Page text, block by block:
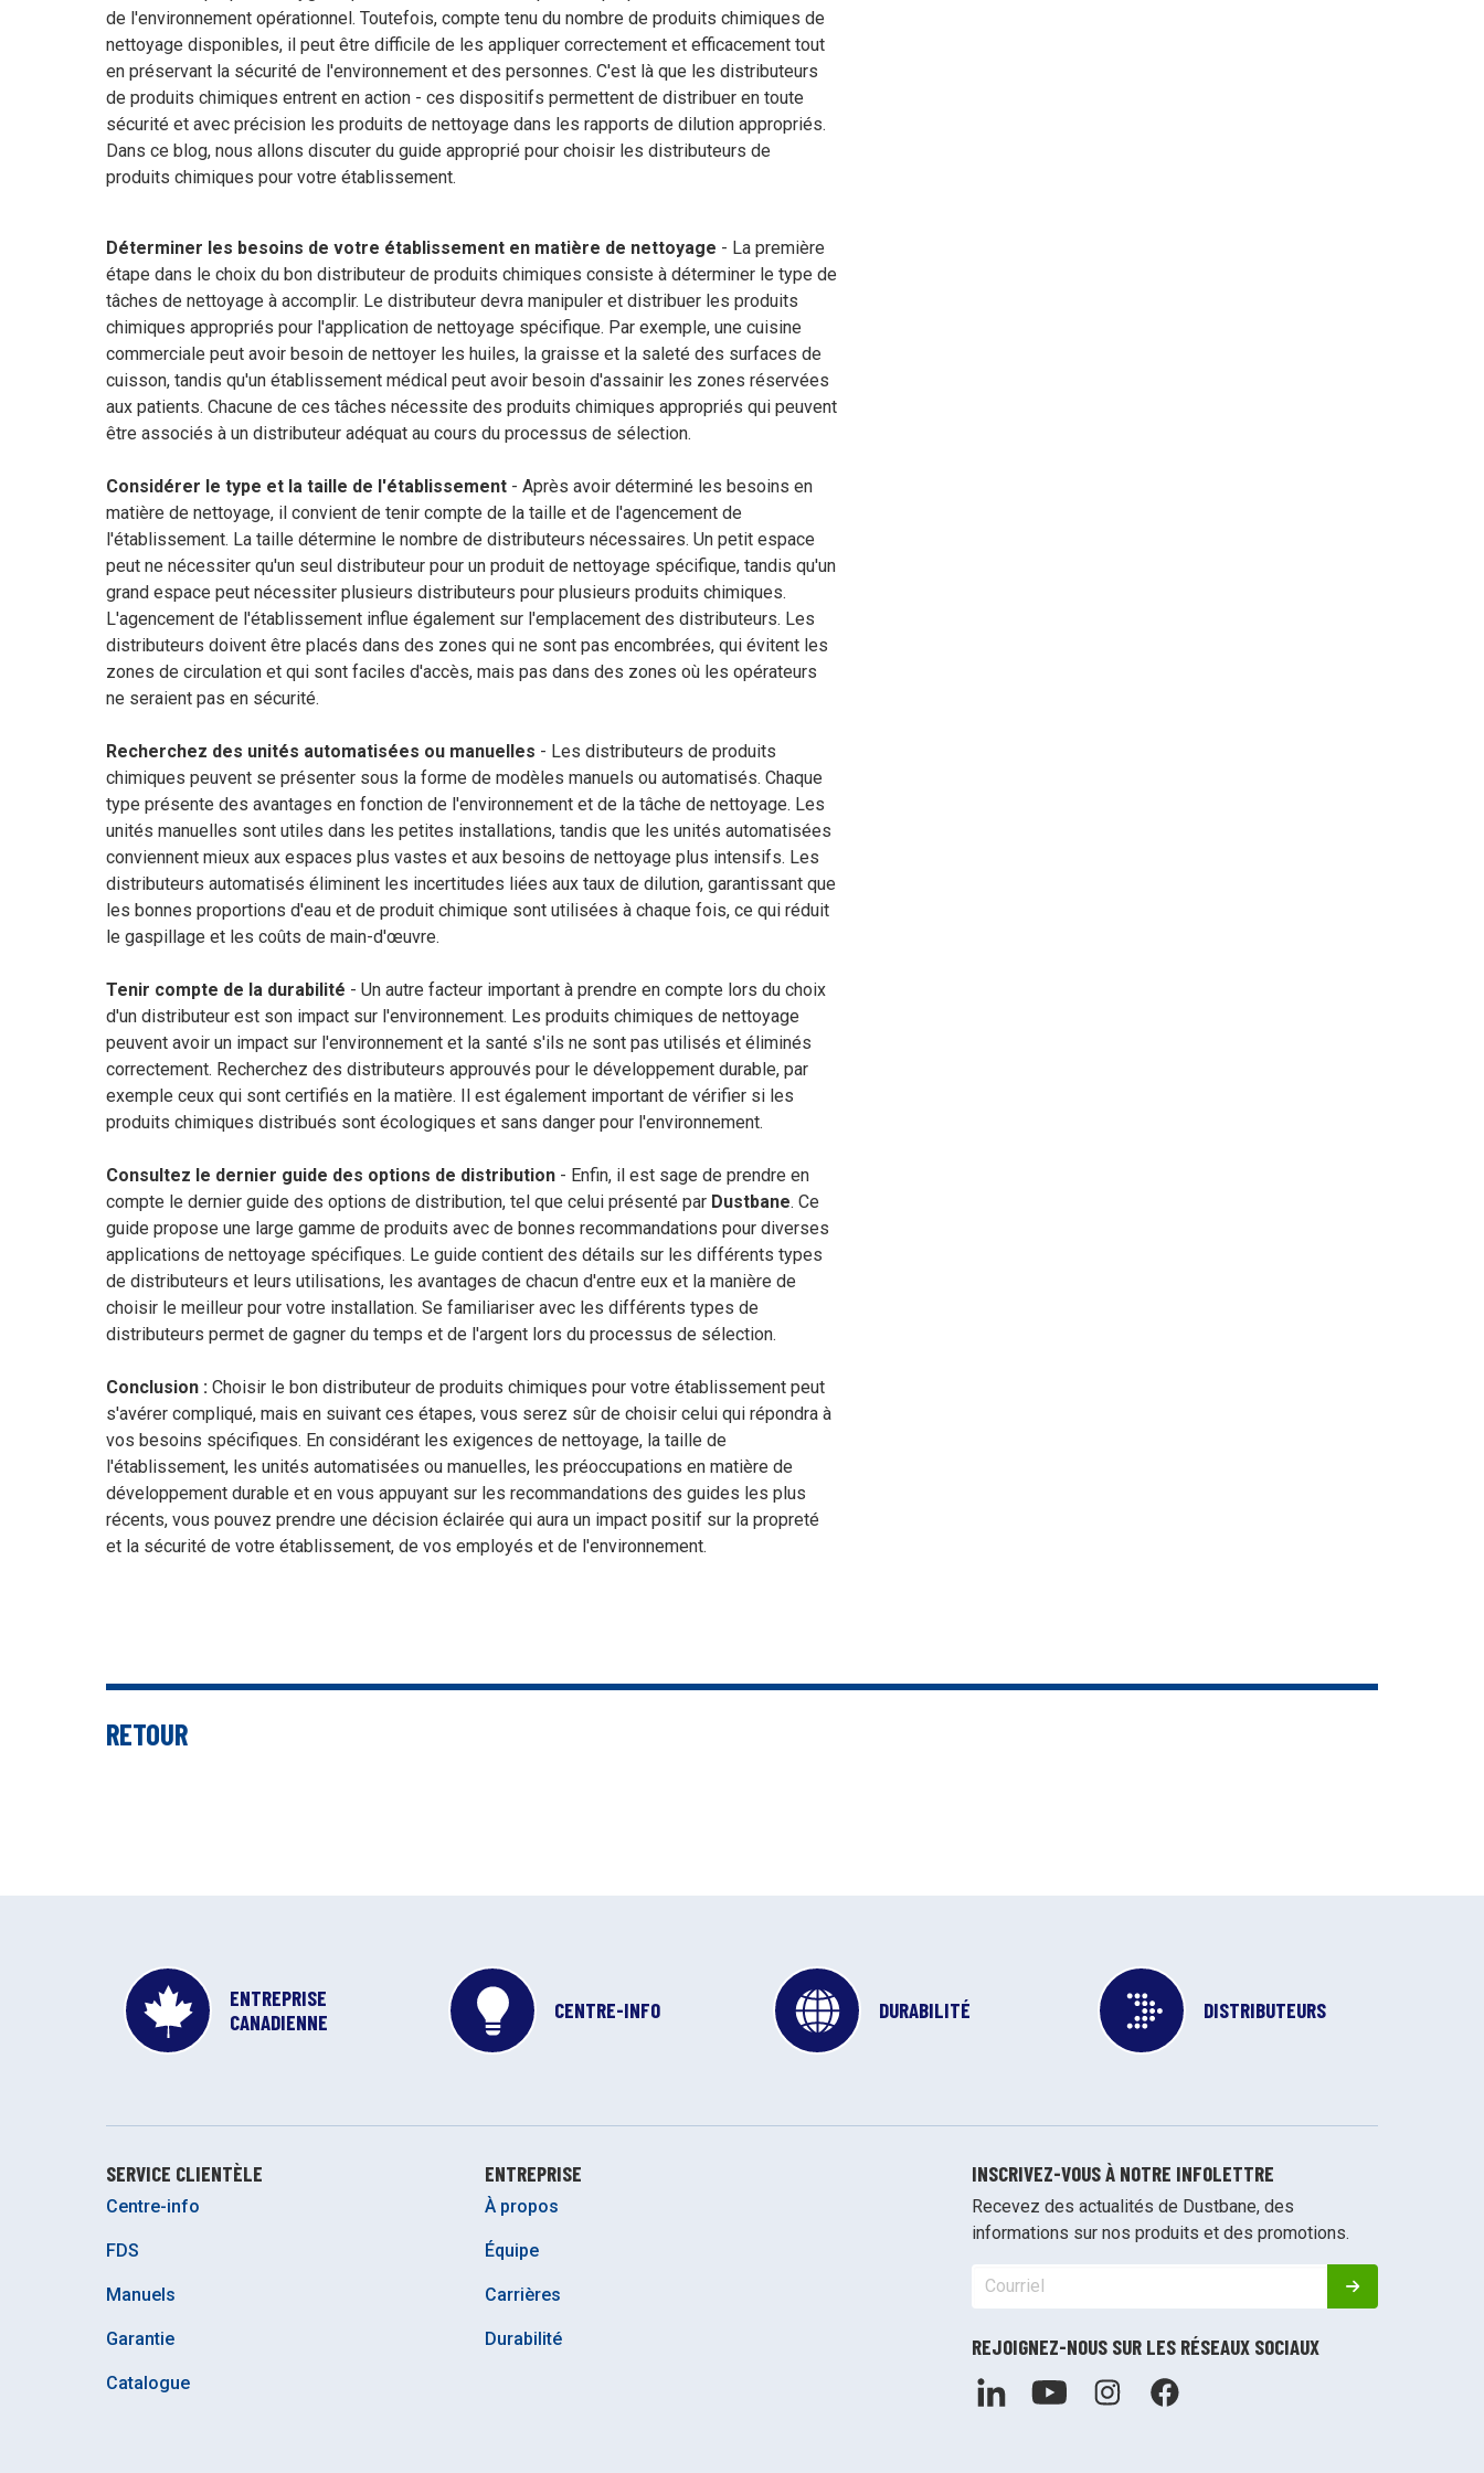
Nettoyage intensif avec des produits à impact
réduit
Démonstrations, tutoriels, déballages
d’équipement et plus encore!
de l'environnement opérationnel. Toutefois, compte tenu du nombre de produits chimiques de
nettoyage disponibles, il peut être difficile de les appliquer correctement et efficacement tout
en préservant la sécurité de l'environnement et des personnes. C'est là que les distributeurs
de produits chimiques entrent en action - ces dispositifs permettent de distribuer en toute
sécurité et avec précision les produits de nettoyage dans les rapports de dilution appropriés.
Dans ce blog, nous allons discuter du guide approprié pour choisir les distributeurs de
produits chimiques pour votre établissement.
Déterminer les besoins de votre établissement en matière de nettoyage - La première
étape dans le choix du bon distributeur de produits chimiques consiste à déterminer le type de
tâches de nettoyage à accomplir. Le distributeur devra manipuler et distribuer les produits
chimiques appropriés pour l'application de nettoyage spécifique. Par exemple, une cuisine
commerciale peut avoir besoin de nettoyer les huiles, la graisse et la saleté des surfaces de
cuisson, tandis qu'un établissement médical peut avoir besoin d'assainir les zones réservées
aux patients. Chacune de ces tâches nécessite des produits chimiques appropriés qui peuvent
être associés à un distributeur adéquat au cours du processus de sélection.
Considérer le type et la taille de l'établissement - Après avoir déterminé les besoins en
matière de nettoyage, il convient de tenir compte de la taille et de l'agencement de
l'établissement. La taille détermine le nombre de distributeurs nécessaires. Un petit espace
peut ne nécessiter qu'un seul distributeur pour un produit de nettoyage spécifique, tandis qu'un
grand espace peut nécessiter plusieurs distributeurs pour plusieurs produits chimiques.
L'agencement de l'établissement influe également sur l'emplacement des distributeurs. Les
distributeurs doivent être placés dans des zones qui ne sont pas encombrées, qui évitent les
zones de circulation et qui sont faciles d'accès, mais pas dans des zones où les opérateurs
ne seraient pas en sécurité.
Recherchez des unités automatisées ou manuelles - Les distributeurs de produits
chimiques peuvent se présenter sous la forme de modèles manuels ou automatisés. Chaque
type présente des avantages en fonction de l'environnement et de la tâche de nettoyage. Les
unités manuelles sont utiles dans les petites installations, tandis que les unités automatisées
conviennent mieux aux espaces plus vastes et aux besoins de nettoyage plus intensifs. Les
distributeurs automatisés éliminent les incertitudes liées aux taux de dilution, garantissant que
les bonnes proportions d'eau et de produit chimique sont utilisées à chaque fois, ce qui réduit
le gaspillage et les coûts de main-d'œuvre.
Tenir compte de la durabilité - Un autre facteur important à prendre en compte lors du choix
d'un distributeur est son impact sur l'environnement. Les produits chimiques de nettoyage
peuvent avoir un impact sur l'environnement et la santé s'ils ne sont pas utilisés et éliminés
correctement. Recherchez des distributeurs approuvés pour le développement durable, par
exemple ceux qui sont certifiés en la matière. Il est également important de vérifier si les
produits chimiques distribués sont écologiques et sans danger pour l'environnement.
Consultez le dernier guide des options de distribution - Enfin, il est sage de prendre en
compte le dernier guide des options de distribution, tel que celui présenté par Dustbane. Ce
guide propose une large gamme de produits avec de bonnes recommandations pour diverses
applications de nettoyage spécifiques. Le guide contient des détails sur les différents types
de distributeurs et leurs utilisations, les avantages de chacun d'entre eux et la manière de
choisir le meilleur pour votre installation. Se familiariser avec les différents types de
distributeurs permet de gagner du temps et de l'argent lors du processus de sélection.
Conclusion : Choisir le bon distributeur de produits chimiques pour votre établissement peut
s'avérer compliqué, mais en suivant ces étapes, vous serez sûr de choisir celui qui répondra à
vos besoins spécifiques. En considérant les exigences de nettoyage, la taille de
l'établissement, les unités automatisées ou manuelles, les préoccupations en matière de
développement durable et en vous appuyant sur les recommandations des guides les plus
récents, vous pouvez prendre une décision éclairée qui aura un impact positif sur la propreté
et la sécurité de votre établissement, de vos employés et de l'environnement.
RETOUR
ENTREPRISE
CANADIENNE
CENTRE-INFO DURABILITÉ DISTRIBUTEURS
SERVICE CLIENTÈLE
Centre-info
FDS
Manuels
Garantie
Catalogue
ENTREPRISE
À propos
Équipe
Carrières
Durabilité
INSCRIVEZ-VOUS À NOTRE INFOLETTRE
Recevez des actualités de Dustbane, des
informations sur nos produits et des promotions.
REJOIGNEZ-NOUS SUR LES RÉSEAUX SOCIAUX